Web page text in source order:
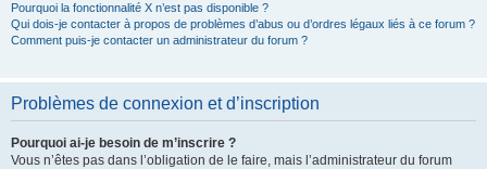
Pourquoi la fonctionnalité X n’est pas disponible ?
Qui dois-je contacter à propos de problèmes d’abus ou d’ordres légaux liés à ce forum ?
Comment puis-je contacter un administrateur du forum ?
Problèmes de connexion et d’inscription
Pourquoi ai-je besoin de m’inscrire ?
Vous n’êtes pas dans l’obligation de le faire, mais l’administrateur du forum